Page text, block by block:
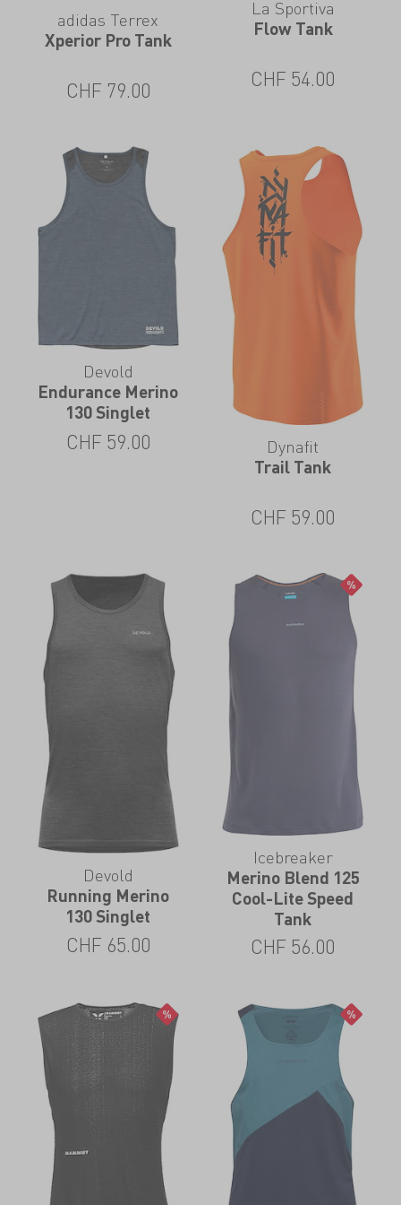
adidas Terrex
Xperior Pro Tank
CHF 79.00
La Sportiva
Flow Tank
CHF 54.00
Devold
Endurance Merino
130 Singlet
CHF 59.00 Dynafit
Trail Tank
CHF 59.00
Devold
Running Merino
130 Singlet
CHF 65.00
Icebreaker
Merino Blend 125
Cool-Lite Speed
Tank
CHF 56.00